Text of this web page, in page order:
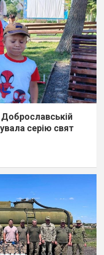
серію свят